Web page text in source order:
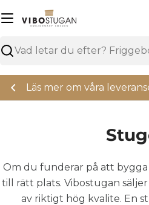
över
Sök
Läs mer om våra
Om du funderar på att
till rätt plats. Vibostugan
av riktigt hög kvalite. En